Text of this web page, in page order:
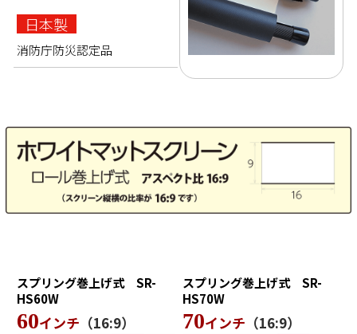
日本製
消防庁防災認定品
スプリング巻上げ式 SR-
HS60W
60インチ （16:9）
スプリング巻上げ式SR-
HS70W
70インチ （16:9）